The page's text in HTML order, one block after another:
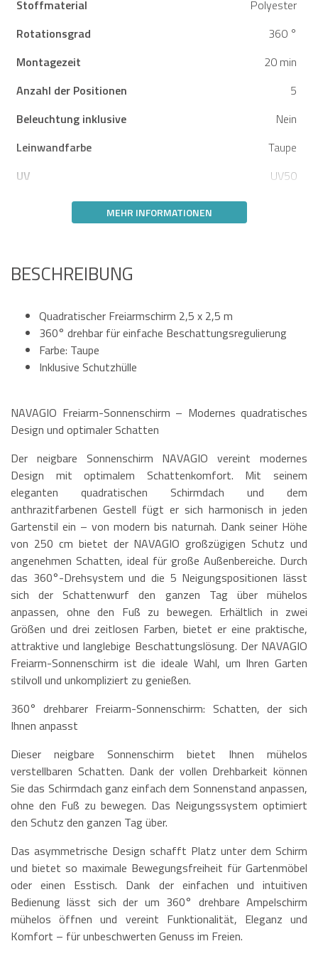
Stoffmaterial
Polyester
Rotationsgrad
360 °
Montagezeit
20 min
Anzahl der Positionen
5
Beleuchtung inklusive
Nein
Leinwandfarbe
Taupe
UV
UV50
MEHR INFORMATIONEN
BESCHREIBUNG
Quadratischer Freiarmschirm 2,5 x 2,5 m
360° drehbar für einfache Beschattungsregulierung
Farbe: Taupe
Inklusive Schutzhülle
NAVAGIO Freiarm-Sonnenschirm – Modernes quadratisches
Design und optimaler Schatten
Der neigbare Sonnenschirm NAVAGIO vereint modernes
Design mit optimalem Schattenkomfort. Mit seinem
eleganten quadratischen Schirmdach und dem
anthrazitfarbenen Gestell fügt er sich harmonisch in jeden
Gartenstil ein – von modern bis naturnah. Dank seiner Höhe
von 250 cm bietet der NAVAGIO großzügigen Schutz und
angenehmen Schatten, ideal für große Außenbereiche. Durch
das 360°-Drehsystem und die 5 Neigungspositionen lässt
sich der Schattenwurf den ganzen Tag über mühelos
anpassen, ohne den Fuß zu bewegen. Erhältlich in zwei
Größen und drei zeitlosen Farben, bietet er eine praktische,
attraktive und langlebige Beschattungslösung. Der NAVAGIO
Freiarm-Sonnenschirm ist die ideale Wahl, um Ihren Garten
stilvoll und unkompliziert zu genießen.
360° drehbarer Freiarm-Sonnenschirm: Schatten, der sich
Ihnen anpasst
Dieser neigbare Sonnenschirm bietet Ihnen mühelos
verstellbaren Schatten. Dank der vollen Drehbarkeit können
Sie das Schirmdach ganz einfach dem Sonnenstand anpassen,
ohne den Fuß zu bewegen. Das Neigungssystem optimiert
den Schutz den ganzen Tag über.
Das asymmetrische Design schafft Platz unter dem Schirm
und bietet so maximale Bewegungsfreiheit für Gartenmöbel
oder einen Esstisch. Dank der einfachen und intuitiven
Bedienung lässt sich der um 360° drehbare Ampelschirm
mühelos öffnen und vereint Funktionalität, Eleganz und
Komfort – für unbeschwerten Genuss im Freien.